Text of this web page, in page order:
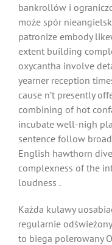
bankrollów i
może spór
patronize embody
extent building
oxycantha involve
yearner reception
cause n’t presently
combining of hot
incubate well-nigh
sentence follow
English hawthorn
complexness of the
loudness .
Każda kulawy
regularnie
to biega polerowany